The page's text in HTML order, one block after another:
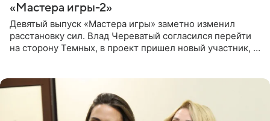
«Мастера игры-2»
Девятый выпуск «Мастера игры» заметно изменил
расстановку сил. Влад Череватый согласился перейти
на сторону Темных, в проект пришел новый участник, а